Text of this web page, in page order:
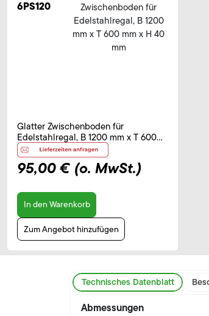
6PS120
Glatter Zwischenboden für
Edelstahlregal, B 1200 mm x T 600
mm x H 40 mm
95,00 € (o. MwSt.)
In den Warenkorb
Zum Angebot hinzufügen
Technisches Datenblatt
Abmessungen